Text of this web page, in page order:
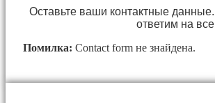
Оставьте ваши контактные
ответим на
Помилка: Contact form не знайдена.